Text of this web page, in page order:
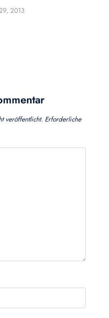
2013
veröffentlicht. Erforderliche